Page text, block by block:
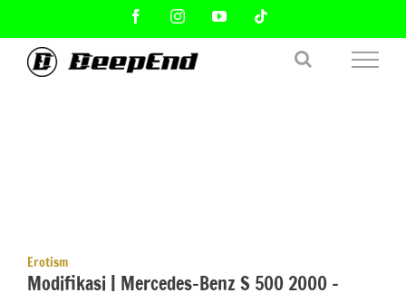
content
FacebookInstagramYouTube
Erotism
Modifikasi | Mercedes-Benz S 500 2000 –